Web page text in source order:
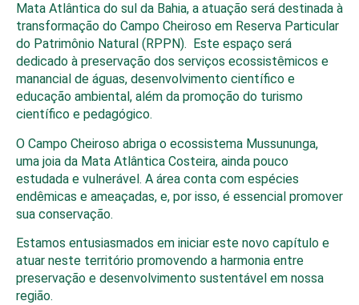
Mata Atlântica do sul da Bahia, a atuação será destinada à
transformação do Campo Cheiroso em Reserva Particular
do Patrimônio Natural (RPPN). Este espaço será
dedicado à preservação dos serviços ecossistêmicos e
manancial de águas, desenvolvimento científico e
educação ambiental, além da promoção do turismo
científico e pedagógico.
O Campo Cheiroso abriga o ecossistema Mussununga,
uma joia da Mata Atlântica Costeira, ainda pouco
estudada e vulnerável. A área conta com espécies
endêmicas e ameaçadas, e, por isso, é essencial promover
sua conservação.
Estamos entusiasmados em iniciar este novo capítulo e
atuar neste território promovendo a harmonia entre
preservação e desenvolvimento sustentável em nossa
região.